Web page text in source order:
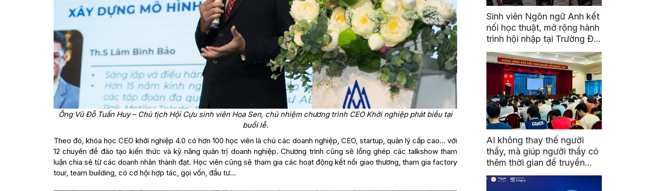
Ông Vũ Đỗ Tuấn Huy – Chủ tịch Hội Cựu sinh viên Hoa Sen, chủ nhiệm chương trình CEO Khởi nghiệp phát biểu tại
buổi lễ.
Theo đó, khóa học CEO khởi nghiệp 4.0 có hơn 100 học viên là chủ các doanh nghiệp, CEO, startup, quản lý cấp cao… với
12 chuyên đề đào tạo kiến thức và kỹ năng quản trị doanh nghiệp. Chương trình cũng sẽ lồng ghép các talkshow tham
luận chia sẻ từ các doanh nhân thành đạt. Học viên cũng sẽ tham gia các hoạt động kết nối giao thương, tham gia factory
tour, team building, có cơ hội hợp tác, gọi vốn, đầu tư…
Sinh viên Ngôn ngữ Anh kết
nối học thuật, mở rộng hành
trình hội nhập tại Trường Đại
học Quốc gia Malaysia
AI không thay thế người
thầy, mà giúp người thầy có
thêm thời gian để truyền
cảm hứng